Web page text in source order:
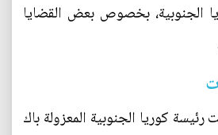
الجنوبية، بخصوص بعض القضايا
كوريا الجنوبية المعزولة باك